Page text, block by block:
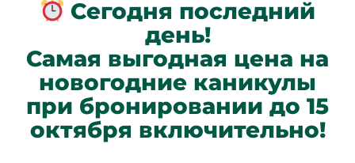
Сегодня последний
день!
Самая выгодная цена на
новогодние каникулы
при бронировании до 15
октября включительно!